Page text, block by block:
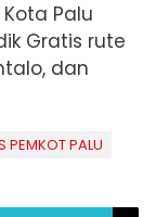
Palu
Gratis rute
dan
PEMKOT PALU